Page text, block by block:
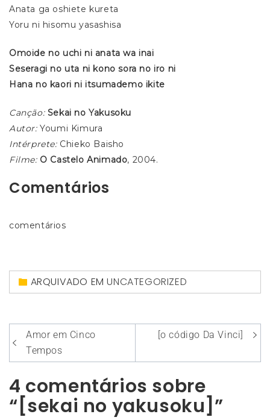
Anata ga oshiete kureta
Yoru ni hisomu yasashisa
Omoide no uchi ni anata wa inai
Seseragi no uta ni kono sora no iro ni
Hana no kaori ni itsumademo ikite
Canção: Sekai no Yakusoku
Autor:Youmi Kimura
Intérprete:Chieko Baisho
Filme: O Castelo Animado, 2004.
Comentários
comentários
ARQUIVADO EMUNCATEGORIZED
Navegação
de
Post
Amor em Cinco
Tempos
[o código Da Vinci]
4 comentários sobre
“[sekai no yakusoku]”